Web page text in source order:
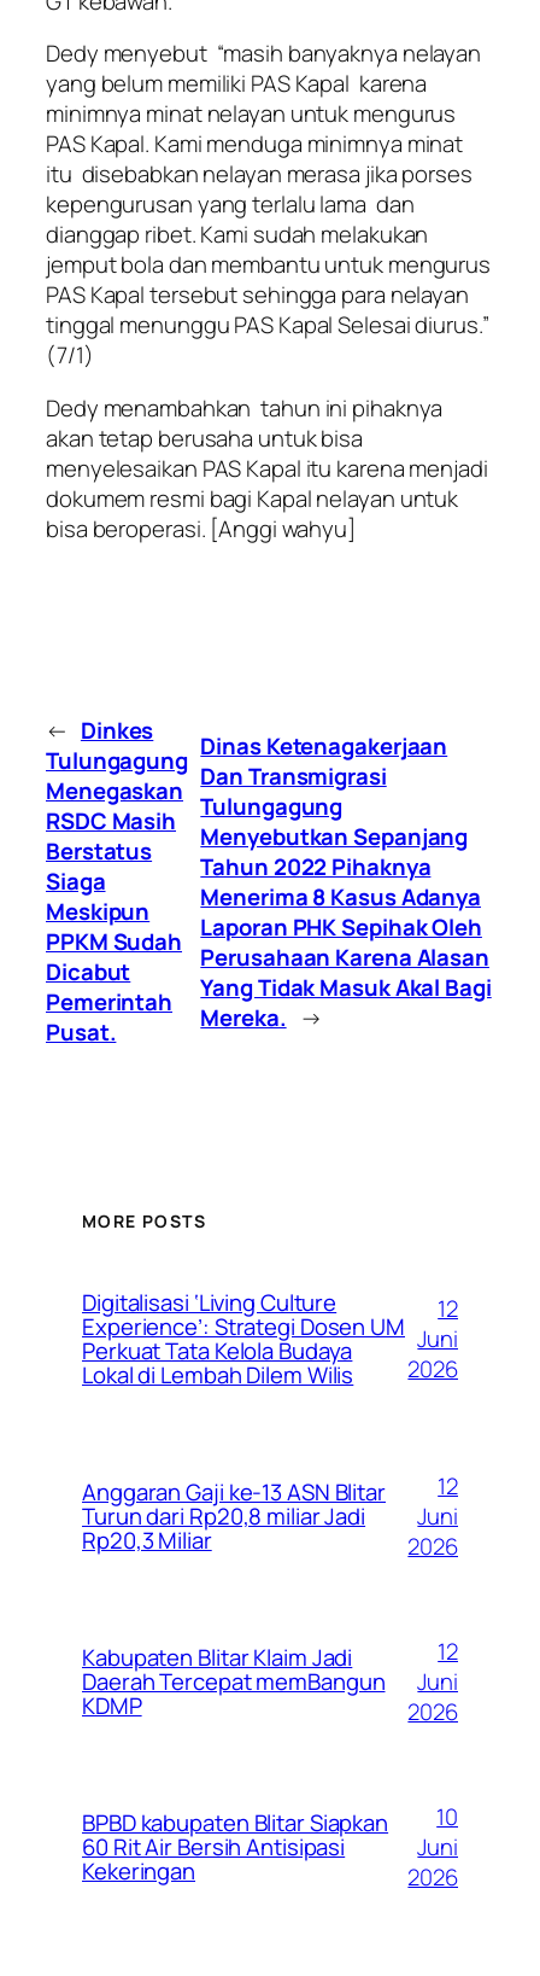
Dedy menyebut “masih banyaknya nelayan
yang belum memiliki PAS Kapal karena
minimnya minat nelayan untuk mengurus
PAS Kapal. Kami menduga minimnya minat
itu disebabkan nelayan merasa jika porses
kepengurusan yang terlalu lama dan
dianggap ribet. Kami sudah melakukan
jemput bola dan membantu untuk mengurus
PAS Kapal tersebut sehingga para nelayan
tinggal menunggu PAS Kapal Selesai diurus.”
(7/1)
Dedy menambahkan tahun ini pihaknya
akan tetap berusaha untuk bisa
menyelesaikan PAS Kapal itu karena menjadi
dokumem resmi bagi Kapal nelayan untuk
bisa beroperasi. [Anggi wahyu]
← Dinkes
Tulungagung
Menegaskan
RSDC Masih
Berstatus
Siaga
Meskipun
PPKM Sudah
Dicabut
Pemerintah
Pusat.
Dinas Ketenagakerjaan
Dan Transmigrasi
Tulungagung
Menyebutkan Sepanjang
Tahun 2022 Pihaknya
Menerima 8 Kasus Adanya
Laporan PHK Sepihak Oleh
Perusahaan Karena Alasan
Yang Tidak Masuk Akal Bagi
Mereka. →
MORE POSTS
Digitalisasi ‘Living Culture
Experience’: Strategi Dosen UM
Perkuat Tata Kelola Budaya
Lokal di Lembah Dilem Wilis
12
Juni
2026
Anggaran Gaji ke-13 ASN Blitar
Turun dari Rp20,8 miliar Jadi
Rp20,3 Miliar
12
Juni
2026
Kabupaten Blitar Klaim Jadi
Daerah Tercepat memBangun
KDMP
12
Juni
2026
BPBD kabupaten Blitar Siapkan
60 Rit Air Bersih Antisipasi
Kekeringan
10
Juni
2026